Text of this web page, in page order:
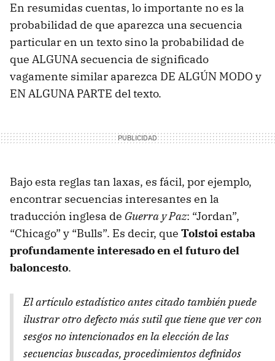
En resumidas cuentas, lo importante no es la
probabilidad de que aparezca una secuencia
particular en un texto sino la probabilidad de
que ALGUNA secuencia de significado
vagamente similar aparezca DE ALGÚN MODO y
EN ALGUNA PARTE del texto.
Bajo esta reglas tan laxas, es fácil, por ejemplo,
encontrar secuencias interesantes en la
traducción inglesa de Guerra y Paz: “Jordan”,
“Chicago” y “Bulls”. Es decir, que Tolstoi estaba
profundamente interesado en el futuro del
baloncesto.
El artículo estadístico antes citado también puede
ilustrar otro defecto más sutil que tiene que ver con
sesgos no intencionados en la elección de las
secuencias buscadas, procedimientos definidos